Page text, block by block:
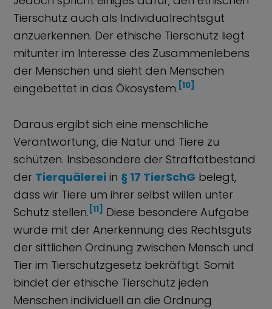
Tierschutz auch als Individualrechtsgut
anzuerkennen. Der ethische Tierschutz liegt
mitunter im Interesse des Zusammenlebens
der Menschen und sieht den Menschen
eingebettet in das Ökosystem. [10]
Daraus ergibt sich eine menschliche
Verantwortung, die Natur und Tiere zu
schützen. Insbesondere der Straftatbestand
der Tierquälerei in § 17 TierSchG belegt,
dass wir Tiere um ihrer selbst willen unter
Schutz stellen. [11] Diese besondere Aufgabe
wurde mit der Anerkennung des Rechtsguts
der sittlichen Ordnung zwischen Mensch und
Tier im Tierschutzgesetz bekräftigt. Somit
bindet der ethische Tierschutz jeden
Menschen individuell an die Ordnung